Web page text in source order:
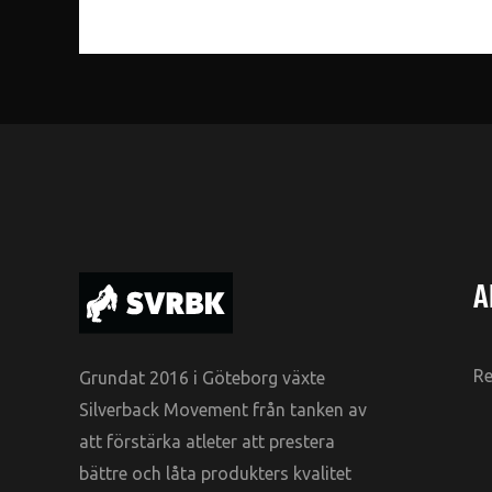
Grundat 2016 i Göteborg växte
Silverback Movement från tanken av
att förstärka atleter att prestera
bättre och låta produkters kvalitet